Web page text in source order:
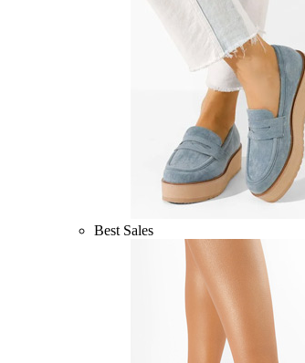
Best Sales